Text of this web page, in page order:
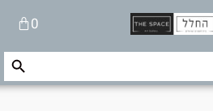
0עגלת
קניות